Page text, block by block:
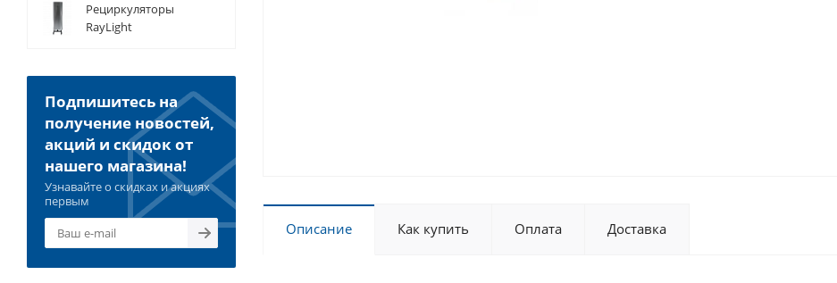
Описание Как купить Оплата Доставка
Рециркуляторы
RayLight
Подпишитесь на
получение новостей,
акций и скидок от
нашего магазина!
Узнавайте о скидках и акциях
первым